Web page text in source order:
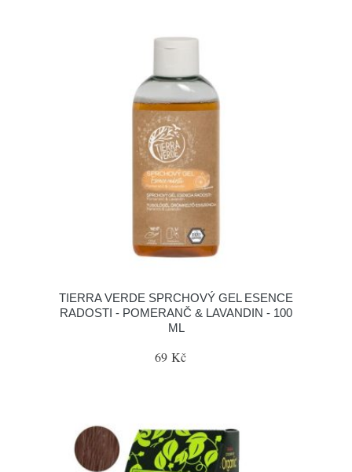
TIERRA VERDE SPRCHOVÝ GEL ESENCE
RADOSTI - POMERANČ & LAVANDIN - 100
ML
69 Kč